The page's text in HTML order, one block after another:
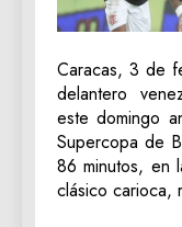
Caracas, 3 de
delantero
este domingo
Supercopa de
86 minutos, en
clásico carioca,